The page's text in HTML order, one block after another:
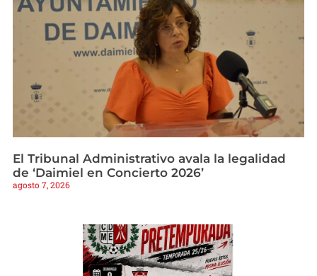
El Tribunal Administrativo avala la legalidad
de ‘Daimiel en Concierto 2026’
agosto 7, 2026